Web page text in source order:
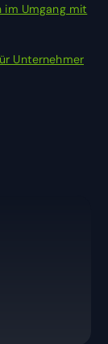
im Umgang mit
Unternehmer